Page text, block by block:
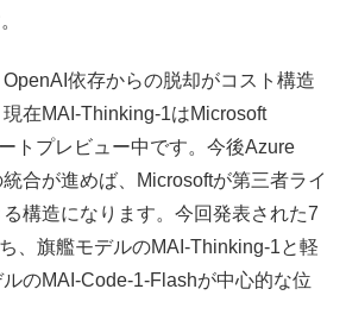
依存からの脱却がコスト構造
在MAI-Thinking-1はMicrosoft
トプレビュー中です。今後Azure
合が進めば、Microsoftが第三者ライ
構造になります。今回発表された7
、旗艦モデルのMAI-Thinking-1と軽
のMAI-Code-1-Flashが中心的な位